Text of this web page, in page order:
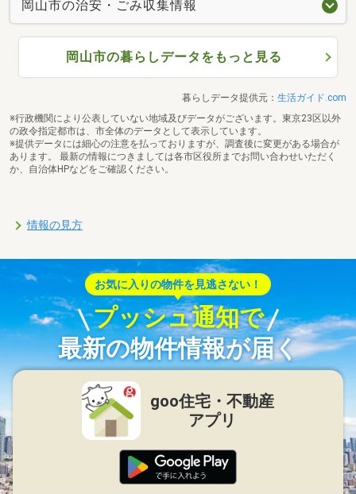
岡山市の治安・ごみ収集情報
岡山市の暮らしデータをもっと見る
暮らしデータ提供元： 生活ガイド.com
※行政機関により公表していない地域及びデータがございます。東京23区以外
の政令指定都市は、市全体のデータとして表示しています。
※提供データには細心の注意を払っておりますが、調査後に変更がある場合が
あります。 最新の情報につきましては各市区役所までお問い合わせいただく
か、自治体HPなどをご確認ください。
情報の見方
お気に入りの物件を見逃さない！
プッシュ通知で
最新の物件情報が届く
goo住宅・不動産
アプリ